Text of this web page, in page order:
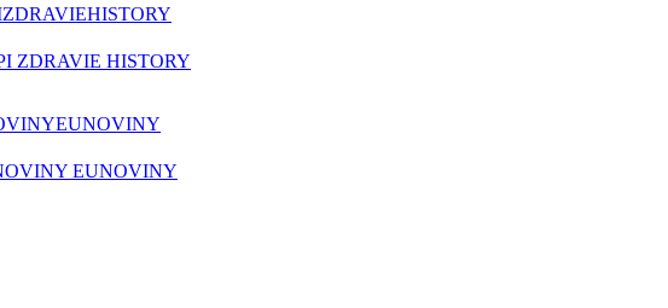
ZDRAVIEHISTORY
ZDRAVIE HISTORY
EUNOVINY
EUNOVINY